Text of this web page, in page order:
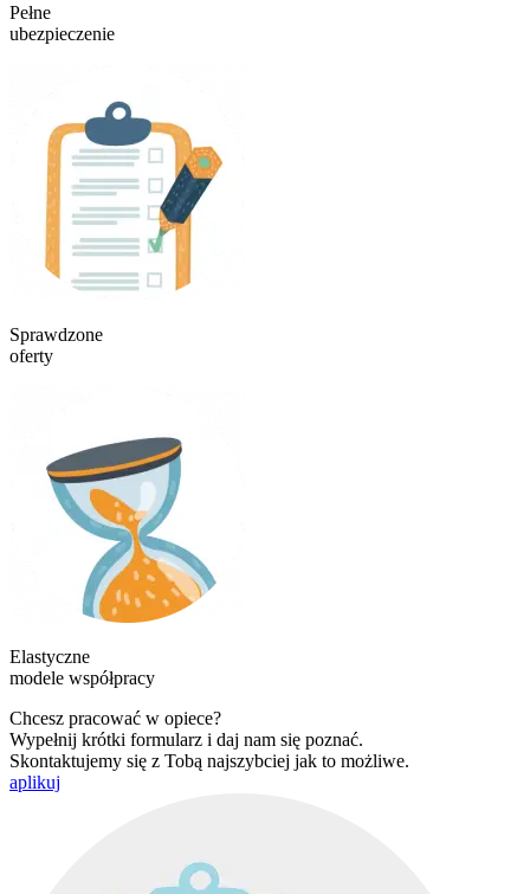
Pełne
ubezpieczenie
Sprawdzone
oferty
Elastyczne
modele współpracy
Chcesz pracować w opiece?
Wypełnij krótki formularz i daj nam się poznać.
Skontaktujemy się z Tobą najszybciej jak to możliwe.
aplikuj